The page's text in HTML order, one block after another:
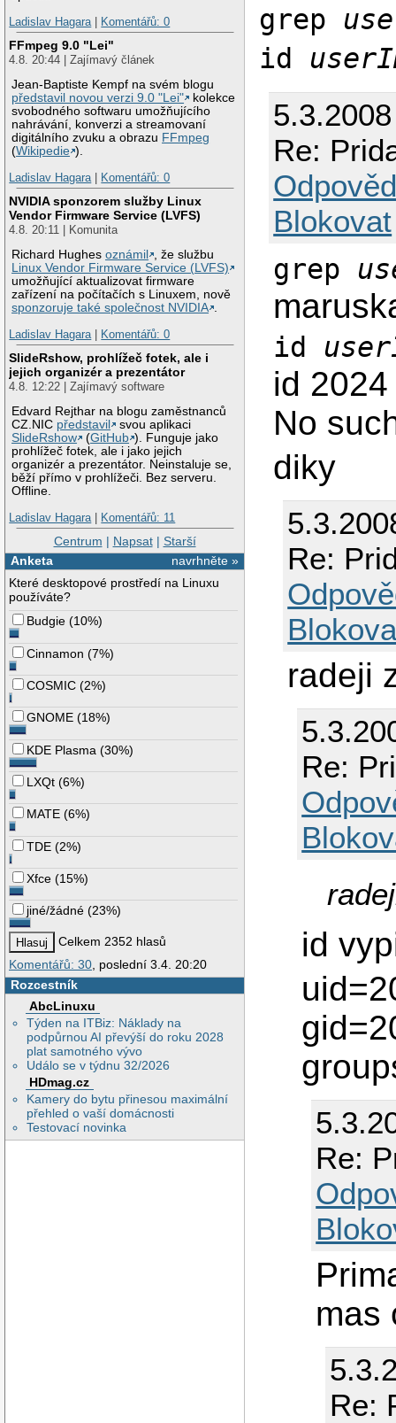
Ladislav Hagara| Komentářů: 0
FFmpeg 9.0 "Lei"
4.8. 20:44 | Zajímavý článek
Jean-Baptiste Kempf na svém blogu
představil novou verzi 9.0 "Lei"
kolekce
svobodného softwaru umožňujícího
nahrávání, konverzi a streamovaní
digitálního zvuku a obrazu FFmpeg
(Wikipedie ).
Ladislav Hagara| Komentářů: 0
NVIDIA sponzorem služby Linux
Vendor Firmware Service (LVFS)
4.8. 20:11 | Komunita
Richard Hughesoznámil
, že službu
Linux Vendor Firmware Service (LVFS)
umožňující aktualizovat firmware
zařízení na počítačích s Linuxem, nově
sponzoruje také společnost NVIDIA .
Ladislav Hagara| Komentářů: 0
SlideRshow, prohlížeč fotek, ale i
jejich organizér a prezentátor
4.8. 12:22 | Zajímavý software
Edvard Rejthar na blogu zaměstnanců
CZ.NIC představil
svou aplikaci
SlideRshow
(GitHub ). Funguje jako
prohlížeč fotek, ale i jako jejich
organizér a prezentátor. Neinstaluje se,
běží přímo v prohlížeči. Bez serveru.
Offline.
Ladislav Hagara| Komentářů: 11
Centrum | Napsat| Starší
navrhněte »
Anketa
Které desktopové prostředí na Linuxu
používáte?
Budgie (10%)
Cinnamon (7%)
COSMIC (2%)
GNOME (18%)
KDE Plasma (30%)
LXQt (6%)
MATE (6%)
TDE (2%)
Xfce (15%)
jiné/žádné (23%)
Celkem 2352 hlasů
Komentářů: 30 , poslední 3.4. 20:20
Rozcestník
AbcLinuxu
Týden na ITBiz: Náklady na
podpůrnou AI převýší do roku 2028
plat samotného vývo
Událo se v týdnu 32/2026
HDmag.cz
Kamery do bytu přinesou maximální
přehled o vaší domácnosti
Testovací novinka
grep
id
Re:
Blokovat
grep
id
id
No
diky
Re:
radeji
Re:
id
Re:
mas
Re: